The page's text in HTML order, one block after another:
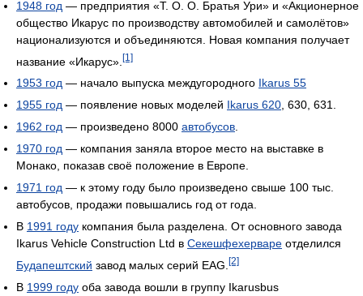
1948 год — предприятия «Т. О. О. Братья Ури» и «Акционерное
общество Икарус по производству автомобилей и самолётов»
национализуются и объединяются. Новая компания получает
название «Икарус». [1]
1953 год — начало выпуска междугородного Ikarus 55
1955 год — появление новых моделей Ikarus 620, 630, 631.
1962 год — произведено 8000 автобусов.
1970 год — компания заняла второе место на выставке в
Монако, показав своё положение в Европе.
1971 год — к этому году было произведено свыше 100 тыс.
автобусов, продажи повышались год от года.
В 1991 году компания была разделена. От основного завода
Ikarus Vehicle Construction Ltd в Секешфехерваре отделился
Будапештский завод малых серий EAG. [2]
В 1999 году оба завода вошли в группу Ikarusbus